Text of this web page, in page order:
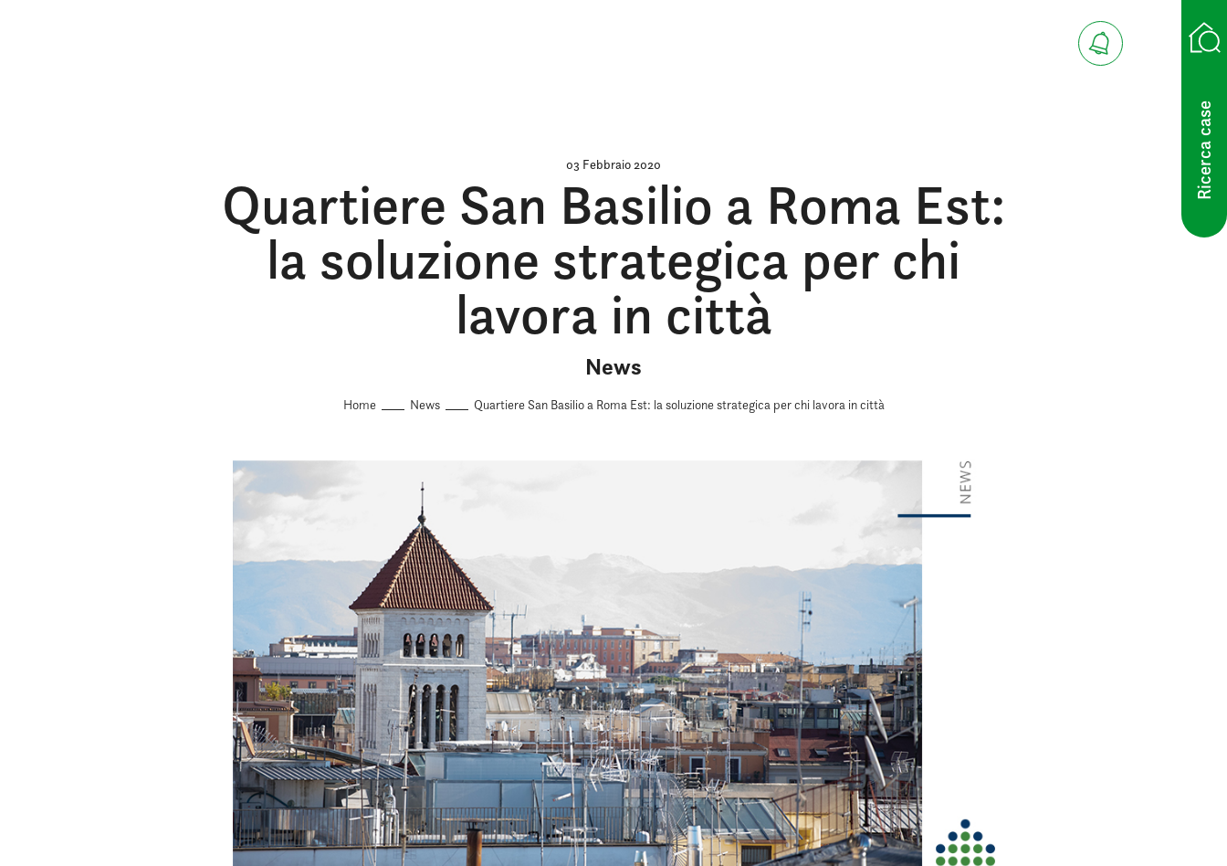
Ricerca case
03 Febbraio 2020
Quartiere San Basilio a Roma Est:
la soluzione strategica per chi
lavora in città
News
Home News Quartiere San Basilio a Roma Est: la soluzione strategica per chi lavora in città